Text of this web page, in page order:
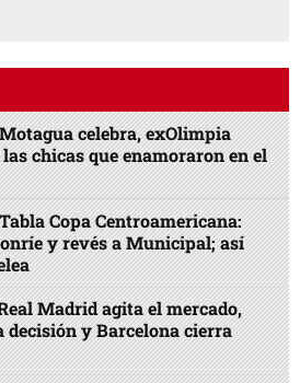
Motagua celebra, exOlimpia
chicas que enamoraron en el
Tabla Copa Centroamericana:
y revés a Municipal; así
Madrid agita el mercado,
decisión y Barcelona cierra